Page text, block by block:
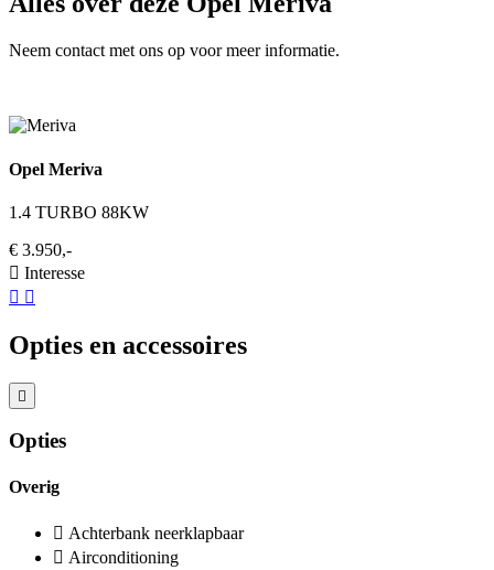
Neem contact met ons op voor meer informatie.
Opel Meriva
1.4 TURBO 88KW
€ 3.950,-
Interesse
Opties en accessoires
Opties
Overig
Achterbank neerklapbaar
Airconditioning